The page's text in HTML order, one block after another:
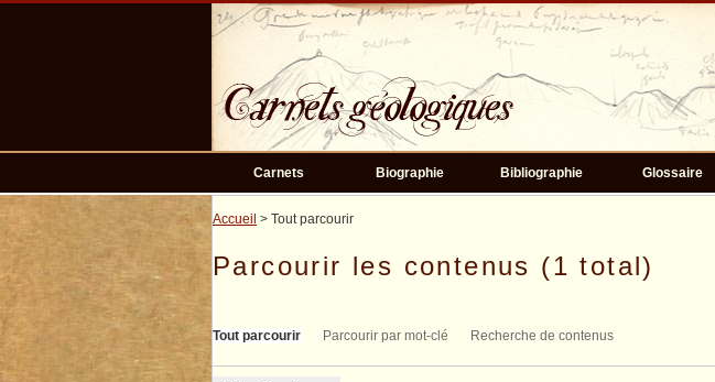
Carnets Biographie Bibliographie Glossaire
Accueil > Tout parcourir
Parcourir les contenus (1 total)
Tout parcourir Parcourir par mot-clé Recherche de contenus